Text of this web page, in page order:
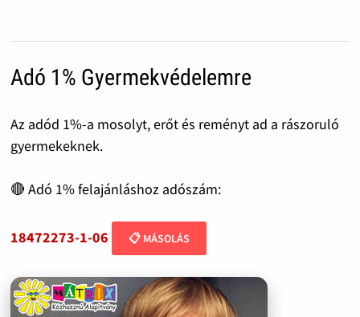
Adó 1% Gyermekvédelemre
Az adód 1%-a mosolyt, erőt és reményt ad a rászoruló
gyermekeknek.
🔴 Adó 1% felajánláshoz adószám:
18472273-1-06 📋 MÁSOLÁS